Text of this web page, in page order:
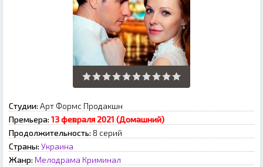
Студии: Арт Формс Продакшн
Премьера: 13 февраля 2021 (Домашний)
Продолжительность: 8 серий
Страны: Украина
Жанр: Мелодрама Криминал